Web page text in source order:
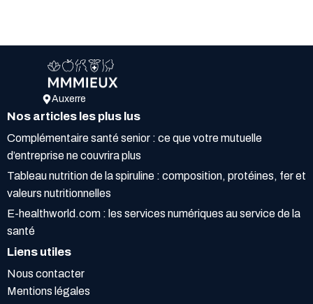
Auxerre
Nos articles les plus lus
Complémentaire santé senior : ce que votre mutuelle
d’entreprise ne couvrira plus
Tableau nutrition de la spiruline : composition, protéines, fer et
valeurs nutritionnelles
E-healthworld.com : les services numériques au service de la
santé
Liens utiles
Nous contacter
Mentions légales